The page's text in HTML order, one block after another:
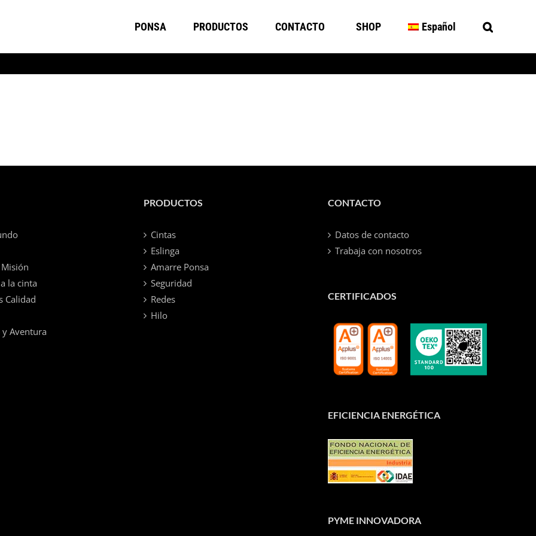
PONSA PRODUCTOS CONTACTO SHOP Español
la cinta
Calidad
Aventura
PRODUCTOS
Cintas
Eslinga
Amarre Ponsa
Seguridad
Redes
Hilo
CONTACTO
Datos de contacto
Trabaja con nosotros
CERTIFICADOS
EFICIENCIA ENERGÉTICA
PYME INNOVADORA